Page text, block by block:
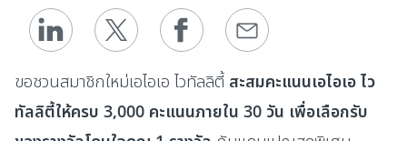
ขอชวนสมาชิกใหม่เอไอเอ ไวทัลลิตี้ สะสมคะแนนเอไอเอ ไว
ทัลลิตี้ให้ครบ 3,000 คะแนนภายใน 30 วัน เพื่อเลือกรับ